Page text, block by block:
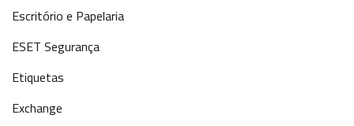
Escritório e Papelaria
ESET Segurança
Etiquetas
Exchange